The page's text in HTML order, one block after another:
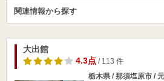
関連情報から探す
大出館
4.3点/ 113 件
栃木県 / 那須塩原市 /